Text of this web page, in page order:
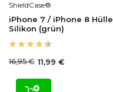
ShieldCase®
iPhone 7 / iPhone 8 Hülle
Silikon (grün)
16,95 € 11,99 €